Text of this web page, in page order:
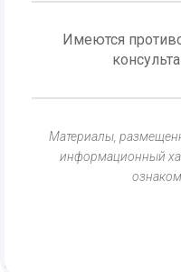
Имеются
Материалы,
информационный